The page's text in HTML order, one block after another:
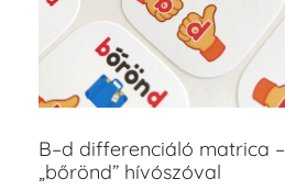
B–d differenciáló matrica –
„bőrönd” hívószóval